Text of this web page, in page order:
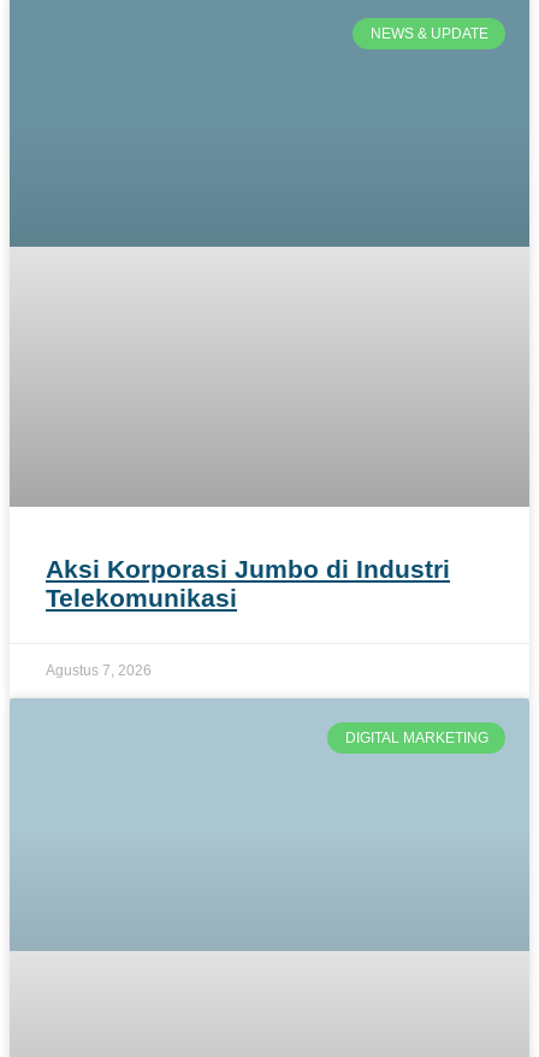
NEWS & UPDATE
Aksi Korporasi Jumbo di Industri
Telekomunikasi
Agustus 7, 2026
DIGITAL MARKETING